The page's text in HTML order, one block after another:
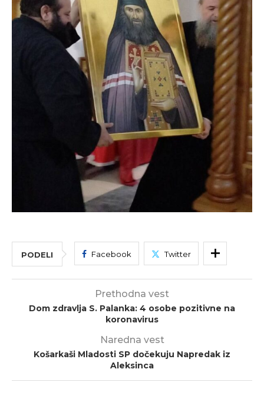
PODELI Facebook Twitter
Prethodna vest
Dom zdravlja S. Palanka: 4 osobe pozitivne na
koronavirus
Naredna vest
Košarkaši Mladosti SP dočekuju Napredak iz
Aleksinca